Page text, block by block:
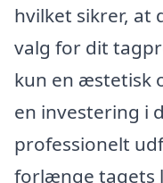
hvilket sikrer,
valg for dit
kun en æstetisk
en investering i
professionelt
forlænge tagets